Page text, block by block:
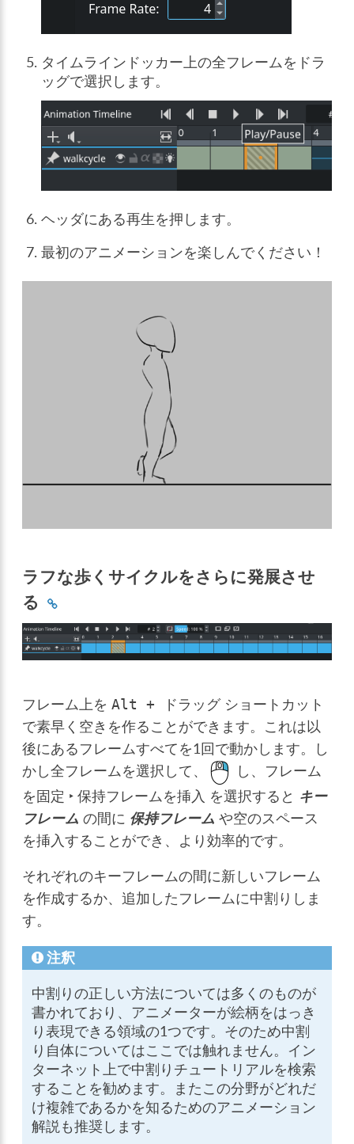
タイムラインドッカー上の全フレームをドラ
ッグで選択します。
ヘッダにある再生を押します。
最初のアニメーションを楽しんでください！
ラフな歩くサイクルをさらに発展させ
る
フレーム上をAlt + ドラッグショートカット
で素早く空きを作ることができます。これは以
後にあるフレームすべてを1回で動かします。し
かし全フレームを選択して、
し、 フレーム
を固定 ‣ 保持フレームを挿入 を選択すると キー
フレーム の間に 保持フレーム や空のスペース
を挿入することができ、より効率的です。
それぞれのキーフレームの間に新しいフレーム
を作成するか、追加したフレームに中割りしま
す。
注釈
中割りの正しい方法については多くのものが
書かれており、アニメーターが絵柄をはっき
り表現できる領域の1つです。そのため中割
り自体についてはここでは触れません。イン
ターネット上で中割りチュートリアルを検索
することを勧めます。またこの分野がどれだ
け複雑であるかを知るためのアニメーション
解説も推奨します。